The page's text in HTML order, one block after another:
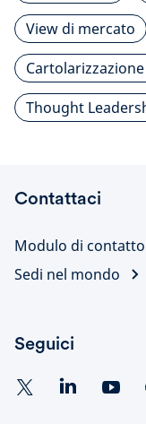
View di mercato
Thought
Contattaci
Modulo di contatto
Sedi nel mondo
Seguici